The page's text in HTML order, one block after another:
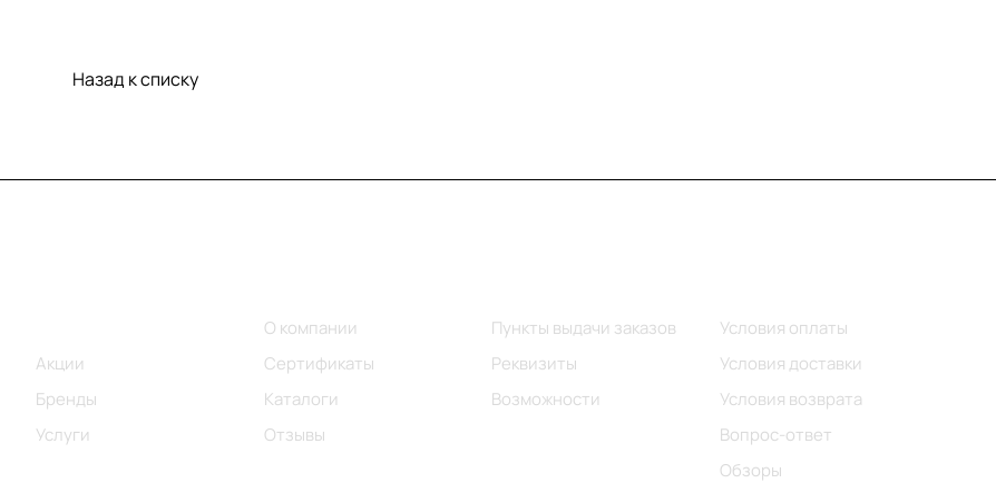
Назад к списку
Акции
Бренды
Услуги
О компании
Сертификаты
Каталоги
Отзывы
Пункты выдачи заказов
Реквизиты
Возможности
Условия оплаты
Условия доставки
Условия возврата
Вопрос-ответ
Обзоры